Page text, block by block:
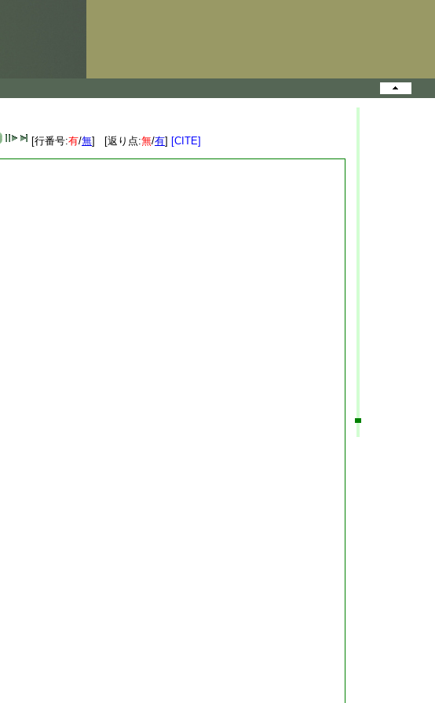
[行番号:有/無] [返り点:無/有] [CITE]